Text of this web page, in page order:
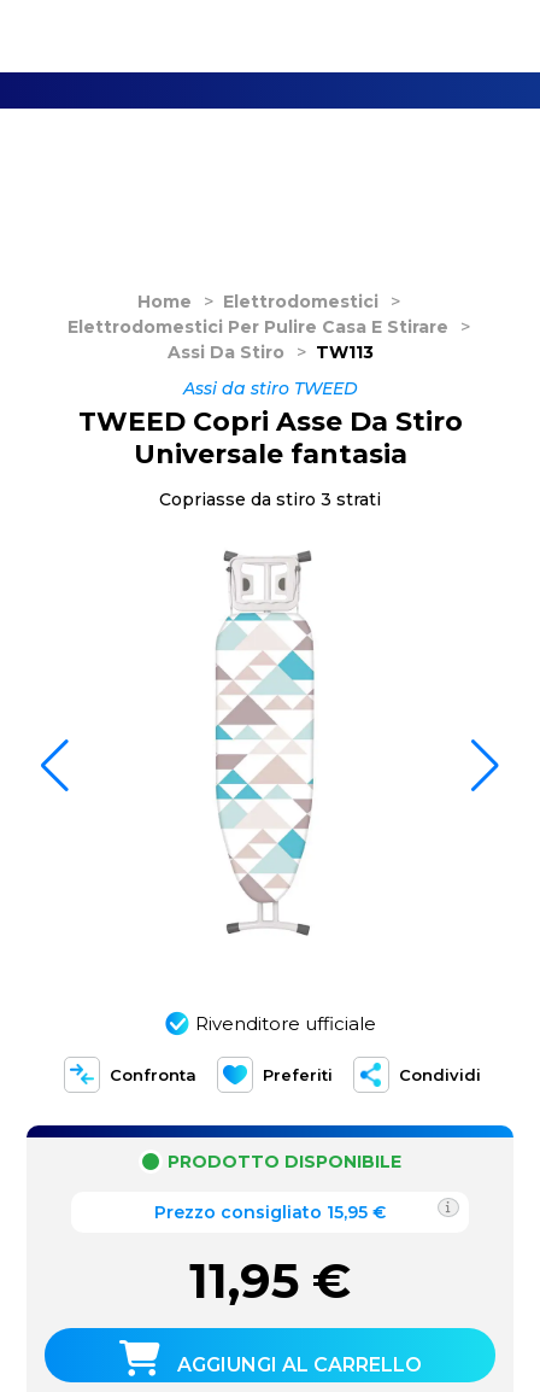
Home > Elettrodomestici
>
Elettrodomestici Per Pulire Casa E Stirare
>
Assi Da Stiro
> TW113
Assi da stiro TWEED
Rivenditore ufficiale
Confronta Preferiti Condividi
TWEED Copri Asse Da Stiro
Universale fantasia
Copriasse da stiro 3 strati
PRODOTTO DISPONIBILE
Prezzo consigliato 15,95 €
11,95 €
AGGIUNGI AL CARRELLO